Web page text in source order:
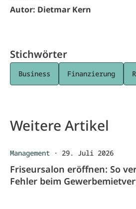
Autor: Dietmar Kern
Stichwörter
Business Finanzierung
Weitere Artikel
Management · 29. Juli 2026
Friseursalon eröffnen: So
Fehler beim